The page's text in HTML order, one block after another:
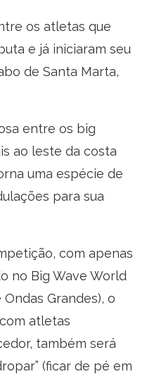
os atletas que
e já iniciaram seu
de Santa Marta,
entre os big
ao leste da costa
uma espécie de
para sua
com apenas
no Big Wave World
Grandes), o
atletas
também será
(ficar de pé em